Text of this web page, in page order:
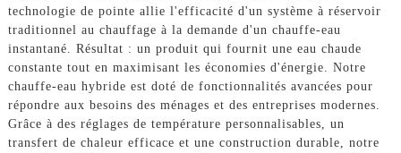
technologie de pointe allie l'efficacité d'un système à réservoir
traditionnel au chauffage à la demande d'un chauffe-eau
instantané. Résultat : un produit qui fournit une eau chaude
constante tout en maximisant les économies d'énergie. Notre
chauffe-eau hybride est doté de fonctionnalités avancées pour
répondre aux besoins des ménages et des entreprises modernes.
Grâce à des réglages de température personnalisables, un
transfert de chaleur efficace et une construction durable, notre